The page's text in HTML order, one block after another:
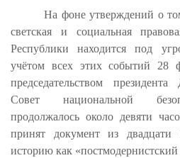
На фоне утверждений о
светская и социальная
Республики находится под
учётом всех этих событий 28
председательством
Совет национальной
продолжалось около девяти
принят документ из
историю как «постмодернистский